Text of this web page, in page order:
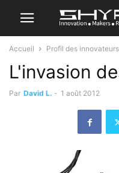
Accueil Profil des innovateurs
L'invasion
Par David L. - 1 août 2012